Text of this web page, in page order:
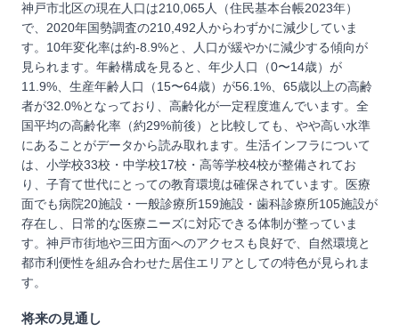
神戸市北区の現在人口は210,065人（住民基本台帳2023年）
で、2020年国勢調査の210,492人からわずかに減少していま
す。10年変化率は約-8.9%と、人口が緩やかに減少する傾向が
見られます。年齢構成を見ると、年少人口（0〜14歳）が
11.9%、生産年齢人口（15〜64歳）が56.1%、65歳以上の高齢
者が32.0%となっており、高齢化が一定程度進んでいます。全
国平均の高齢化率（約29%前後）と比較しても、やや高い水準
にあることがデータから読み取れます。生活インフラについて
は、小学校33校・中学校17校・高等学校4校が整備されてお
り、子育て世代にとっての教育環境は確保されています。医療
面でも病院20施設・一般診療所159施設・歯科診療所105施設が
存在し、日常的な医療ニーズに対応できる体制が整っていま
す。神戸市街地や三田方面へのアクセスも良好で、自然環境と
都市利便性を組み合わせた居住エリアとしての特色が見られま
す。
将来の見通し